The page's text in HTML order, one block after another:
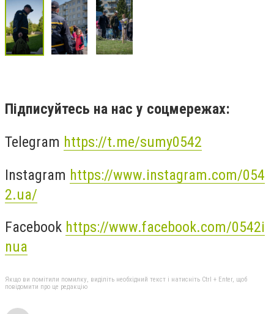
Підписуйтесь на нас у соцмережах:
Telegram https://t.me/sumy0542
Instagram https://www.instagram.com/054
2.ua/
Facebook https://www.facebook.com/0542i
nua
Якщо ви помітили помилку, виділіть необхідний текст і натисніть Ctrl + Enter, щоб
повідомити про це редакцію